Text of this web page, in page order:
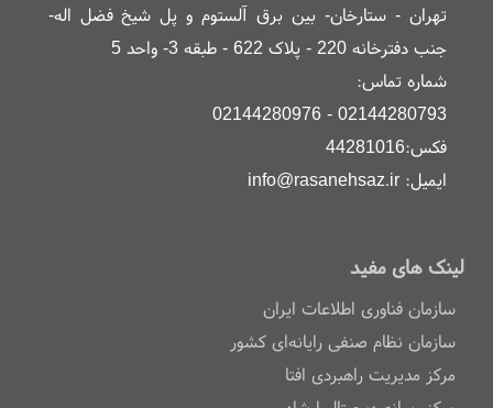
تهران - ستارخان- بین برق آلستوم و پل شیخ فضل اله-
جنب دفترخانه 220 - پلاک 622 - طبقه 3- واحد 5
شماره تماس:
02144280793 - 02144280976
فکس:44281016
ایمیل: info@rasanehsaz.ir
لینک های مفید
سازمان فناوری اطلاعات ایران
سازمان نظام صنفی رایانه‌ای کشور
مرکز مدیریت راهبردی افتا